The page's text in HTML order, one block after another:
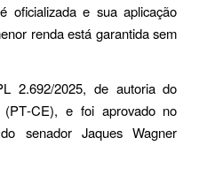
oficializada e sua aplicação
renda está garantida sem
2.692/2025, de autoria do
e foi aprovado no
senador Jaques Wagner